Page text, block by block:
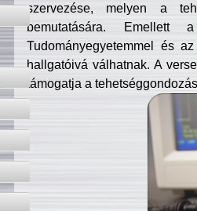
szervezése, melyen a
bemutatására. Emellett
Tudományegyetemmel és
hallgatóivá válhatnak. A
támogatja a